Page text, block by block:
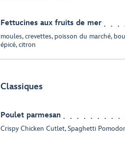
Fettucines aux fruits de mer
moules, crevettes, poisson du marché,
épicé, citron
Classiques
Poulet parmesan
Crispy Chicken Cutlet, Spaghetti